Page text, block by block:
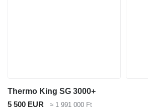
Thermo King SG 3000+
5 500 EUR
≈ 1 991 000 Ft